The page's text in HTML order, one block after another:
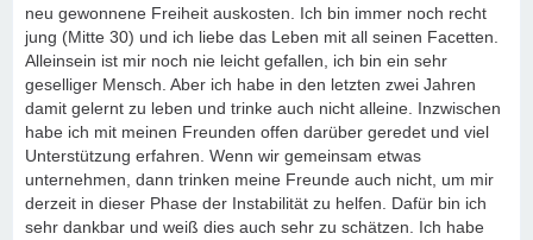
neu gewonnene Freiheit auskosten. Ich bin immer noch recht
jung (Mitte 30) und ich liebe das Leben mit all seinen Facetten.
Alleinsein ist mir noch nie leicht gefallen, ich bin ein sehr
geselliger Mensch. Aber ich habe in den letzten zwei Jahren
damit gelernt zu leben und trinke auch nicht alleine. Inzwischen
habe ich mit meinen Freunden offen darüber geredet und viel
Unterstützung erfahren. Wenn wir gemeinsam etwas
unternehmen, dann trinken meine Freunde auch nicht, um mir
derzeit in dieser Phase der Instabilität zu helfen. Dafür bin ich
sehr dankbar und weiß dies auch sehr zu schätzen. Ich habe